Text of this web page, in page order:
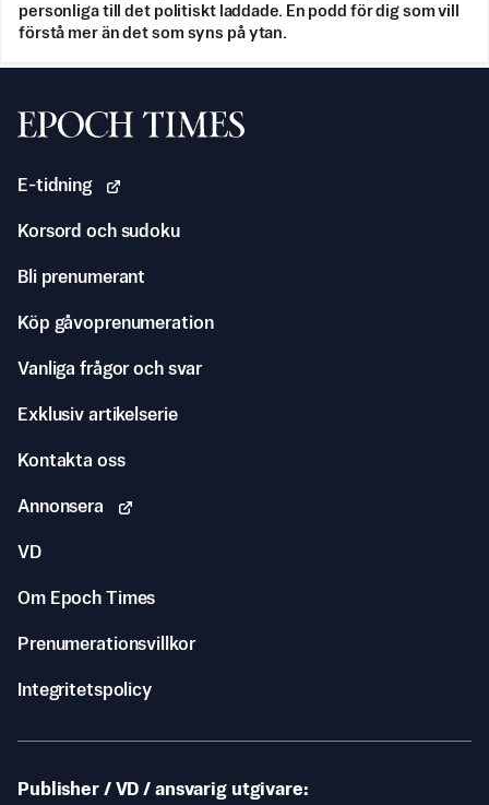
personliga till det politiskt laddade. En podd för dig som vill
förstå mer än det som syns på ytan.
Svenska Epoch Times
E-tidning
Korsord och sudoku
Bli prenumerant
Köp gåvoprenumeration
Vanliga frågor och svar
Exklusiv artikelserie
Kontakta oss
Annonsera
VD
Om Epoch Times
Prenumerationsvillkor
Integritetspolicy
Publisher / VD / ansvarig utgivare